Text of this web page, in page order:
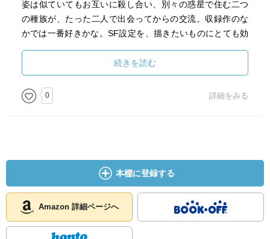
姿は似ていてもお互いに殺し合い、別々の惑星で住む二つ
の種族が、たった二人で出会ってからの交流。収録作のな
かでは一番好きかな。SF設定を、描きたいものにとても効
「心中天浦島」
地上人と宇宙船乗組員とのギャップ。
「心中天浦島」の関係も、ジェネレーションギャップが拡
大したもののように思えたが、こちらはそれの理由を恐ろ
しい解釈に。
続きを読む
0 詳細をみる
本棚に登録する
Amazon 詳細ページへ